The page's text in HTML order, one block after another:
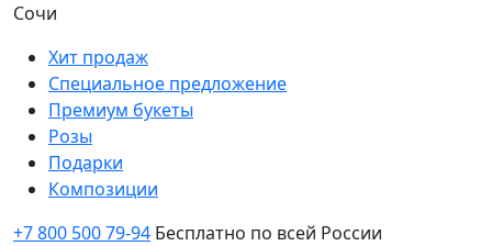
Сочи
Хит продаж
Специальное предложение
Премиум букеты
Розы
Подарки
Композиции
+7 800 500 79-94 Бесплатно по всей России